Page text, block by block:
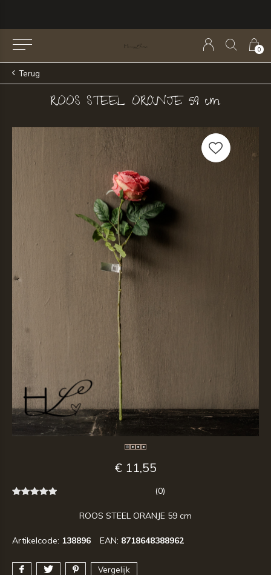
0
Terug
ROOS STEEL ORANJE 59 cm
€ 11,55
(0)
ROOS STEEL ORANJE 59 cm
Artikelcode: 138896 EAN: 8718648388962
Vergelijk